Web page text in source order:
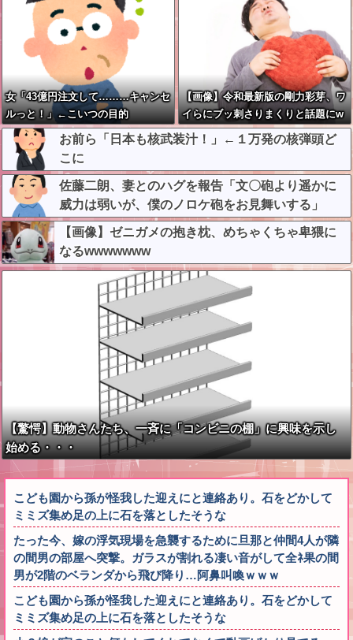
女「43億円注文して………キャンセ
ルっと！」←こいつの目的
【画像】令和最新版の剛力彩芽、ワ
イらにブッ刺さりまくりと話題にw
w w w w w w w w w w w w
お前ら「日本も核武装汁！」←１万発の核弾頭ど
こに
佐藤二朗、妻とのハグを報告「文〇砲より遥かに
威力は弱いが、僕のノロケ砲をお見舞いする」
【画像】ゼニガメの抱き枕、めちゃくちゃ卑猥に
なるwwwwwww
【驚愕】動物さんたち、一斉に「コンビニの棚」に興味を示し
始める・・・
こども園から孫が怪我した迎えにと連絡あり。石をどかして
ミミズ集め足の上に石を落としたそうな
たった今、嫁の浮気現場を急襲するために旦那と仲間4人が隣
の間男の部屋へ突撃。ガラスが割れる凄い音がして全ﾈ果の間
男が2階のベランダから飛び降り…阿鼻叫喚ｗｗｗ
こども園から孫が怪我した迎えにと連絡あり。石をどかして
ミミズ集め足の上に石を落としたそうな